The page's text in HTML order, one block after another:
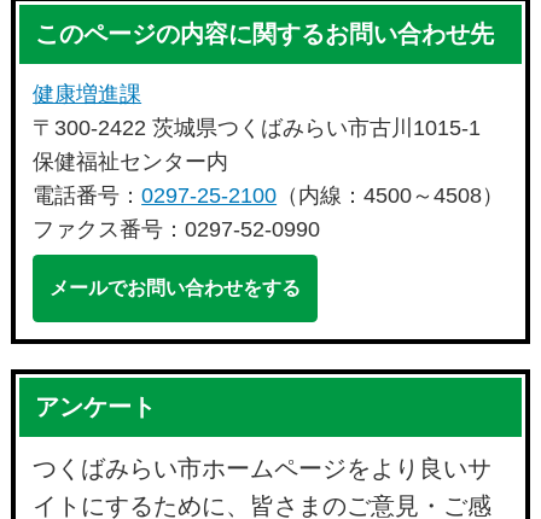
このページの内容に関するお問い合わせ先
健康増進課
〒300-2422 茨城県つくばみらい市古川1015-1
保健福祉センター内
電話番号：0297-25-2100 （内線：4500～4508）
ファクス番号：0297-52-0990
メールでお問い合わせをする
アンケート
つくばみらい市ホームページをより良いサ
イトにするために、皆さまのご意見・ご感